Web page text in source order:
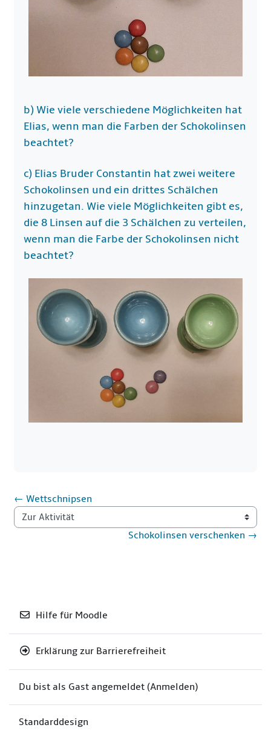
b) Wie viele verschiedene Möglichkeiten hat
Elias, wenn man die Farben der Schokolinsen
beachtet?
c) Elias Bruder Constantin hat zwei weitere
Schokolinsen und ein drittes Schälchen
hinzugetan. Wie viele Möglichkeiten gibt es,
die 8 Linsen auf die 3 Schälchen zu verteilen,
wenn man die Farbe der Schokolinsen nicht
beachtet?
← Wettschnipsen
Zur Aktivität
Schokolinsen verschenken →
Hilfe für Moodle
Erklärung zur Barrierefreiheit
Du bist als Gast angemeldet (Anmelden)
Standarddesign